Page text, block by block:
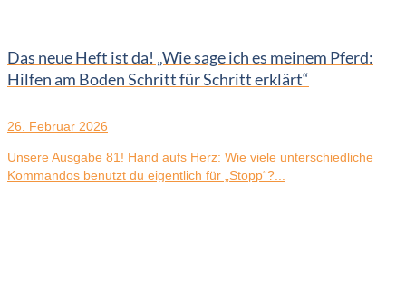
Das neue Heft ist da! „Wie sage ich es meinem Pferd:
Hilfen am Boden Schritt für Schritt erklärt“
26. Februar 2026
Unsere Ausgabe 81! Hand aufs Herz: Wie viele unterschiedliche
Kommandos benutzt du eigentlich für „Stopp“?...